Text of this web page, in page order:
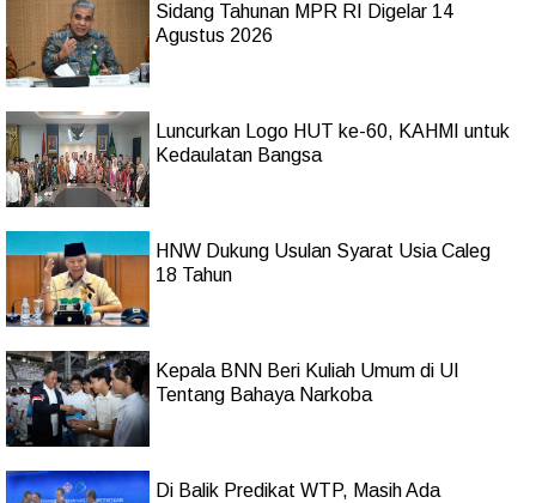
Sidang Tahunan MPR RI Digelar 14
Agustus 2026
Luncurkan Logo HUT ke-60, KAHMI untuk
Kedaulatan Bangsa
HNW Dukung Usulan Syarat Usia Caleg
18 Tahun
Kepala BNN Beri Kuliah Umum di UI
Tentang Bahaya Narkoba
Di Balik Predikat WTP, Masih Ada